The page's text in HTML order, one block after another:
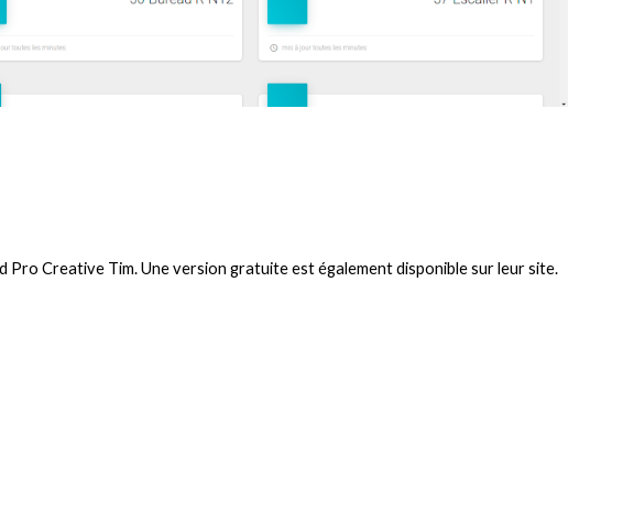
Creative Tim. Une version gratuite est également disponible sur leur site.